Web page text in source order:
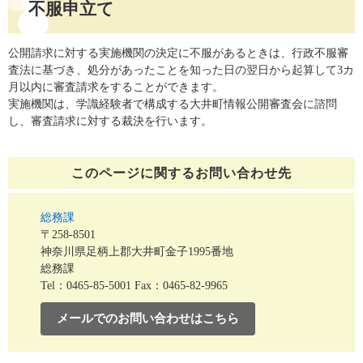
不服申立て
公開請求に対する実施機関の決定に不服があるときは、行政不服審
査法に基づき、処分があったことを知った日の翌日から起算して3カ
月以内に審査請求をすることができます。
実施機関は、学識経験者で構成する大井町情報公開審査会に諮問
し、審査請求に対する裁決を行います。
このページに関するお問い合わせ先
総務課
〒258-8501
神奈川県足柄上郡大井町金子1995番地
総務課
Tel：0465-85-5001 Fax：0465-82-9965
メールでのお問い合わせはこちら